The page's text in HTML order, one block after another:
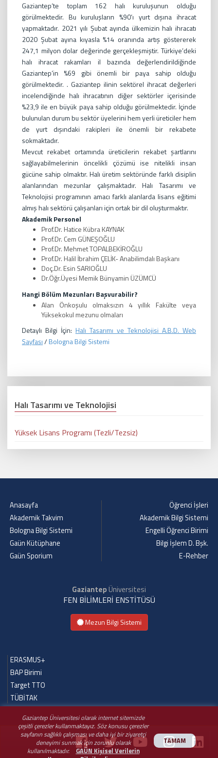
Gaziantep Üniversitesi olarak internet sitemizde
çeşitli çerezler kullanmaktayız. Söz konusu çerezler
sayfanın sağlıklı çalışması ve daha iyi bir ziyaretçi
deneyimi sunmak için zorunlu olarak
kullanılmaktadır.
GAÜN Kişisel Verilerin
TAMAM
Gaziantep’te toplam 162 halı kuruluşunun olduğu
görülmektedir. Bu kuruluşların %90’ı yurt dışına ihracat
yapmaktadır. 2021 yılı Şubat ayında ülkemizin halı ihracatı
2020 Şubat ayına kıyasla %14 oranında artış göstererek
247,1 milyon dolar değerinde gerçekleşmiştir. Türkiye’deki
halı ihracat rakamları il bazında değerlendirildiğinde
Gaziantep’in %69 gibi önemli bir paya sahip olduğu
görülmektedir. . Gaziantep ilinin sektörel ihracat değerleri
incelendiğinde halı ihracatının diğer sektörler içerisinde
%23,9 ile en büyük paya sahip olduğu görülmektedir. İçinde
bulunulan durum bu sektör üyelerini hem yerli üreticiler hem
de yurt dışındaki rakipleri ile önemli bir rekabete
sokmaktadır.
Mevcut rekabet ortamında üreticilerin rekabet şartlarını
sağlayabilmelerinin öncelikli çözümü ise nitelikli insan
gücüne sahip olmaktır. Halı üretim sektöründe farklı disiplin
alanlarından mezunlar çalışmaktadır. Halı Tasarımı ve
Teknolojisi programının amacı farklı alanlarda lisans eğitimi
almış halı sektörü çalışanları için ortak bir dil oluşturmaktır.
Akademik Personel
Prof.Dr. Hatice Kübra KAYNAK
Prof.Dr. Cem GÜNEŞOĞLU
Prof.Dr. Mehmet TOPALBEKİROĞLU
Prof.Dr. Halil İbrahim ÇELİK- Anabilimdalı Başkanı
Doç.Dr. Esin SARIOĞLU
Dr.Öğr.Üyesi Memik Bünyamin ÜZÜMCÜ
Hangi Bölüm Mezunları Başvurabilir?
Alan Önkoşulu olmaksızın 4 yıllık Fakülte veya
Yüksekokul mezunu olmaları
Detaylı Bilgi İçin: Halı Tasarımı ve Teknolojisi A.B.D. Web
Sayfası/Bologna Bilgi Sistemi
Halı Tasarımı ve Teknolojisi
Yüksek Lisans Programı (Tezli/Tezsiz)
Anasayfa
Akademik Takvim
Bologna Bilgi Sistemi
Gaün Kütüphane
Gaün Sporium
Öğrenci İşleri
Akademik Bilgi Sistemi
Engelli Öğrenci Birimi
Bilgi İşlem D. Bşk.
E-Rehber
GaziantepÜniversitesi
FEN BİLİMLERİ ENSTİTÜSÜ
Mezun Bilgi Sistemi
ERASMUS+
BAP Birimi
Target TTO
TÜBİTAK